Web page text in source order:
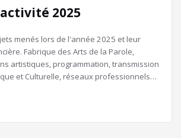
2025
menés lors de l'année 2025 et leur
Fabrique des Arts de la Parole,
artistiques, programmation, transmission
et Culturelle, réseaux professionnels…